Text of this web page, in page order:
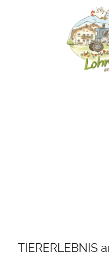
TIERERLEBNIS